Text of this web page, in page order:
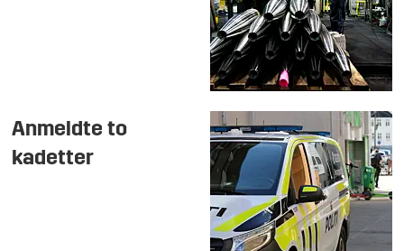
Anmeldte to
kadetter